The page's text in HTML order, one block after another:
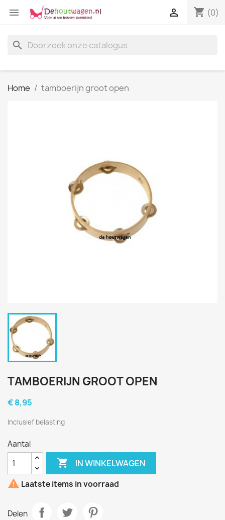
 shopping_cart (0)

search
Home tamboerijn groot open
TAMBOERIJN GROOT OPEN
€ 8,95
Inclusief belasting
Aantal
 IN WINKELWAGEN
 Laatste items in voorraad
Delen